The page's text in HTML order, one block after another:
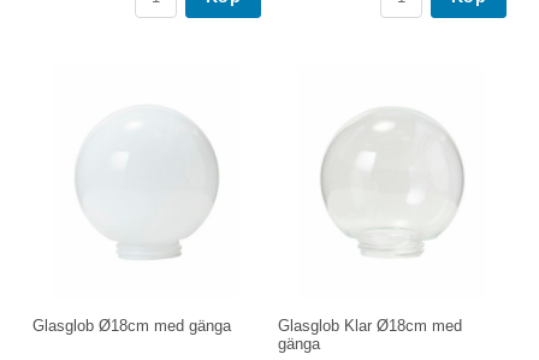
Glasglob Ø18cm med gänga
Glasglob Klar Ø18cm med
gänga